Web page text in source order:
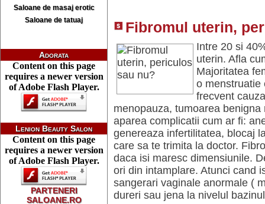
Saloane de masaj erotic
Saloane de tatuaj
Adorata
Content on this page
requires a newer version
of Adobe Flash Player.
Lenion Beauty Salon
Content on this page
requires a newer version
of Adobe Flash Player.
PARTENERI
SALOANE.RO
Fibromul uterin,
Intre 20 si
uterin. Afla
Majoritatea
o menstruatie
frecvent
menopauza, tumoarea
aparea complicatii cum ar fi:
genereaza infertilitatea, blocaj
care sa te trimita la doctor.
daca isi maresc dimensiunile.
ori din intamplare. Atunci cand
sangerari vaginale anormale (
dureri sau jena la nivelul